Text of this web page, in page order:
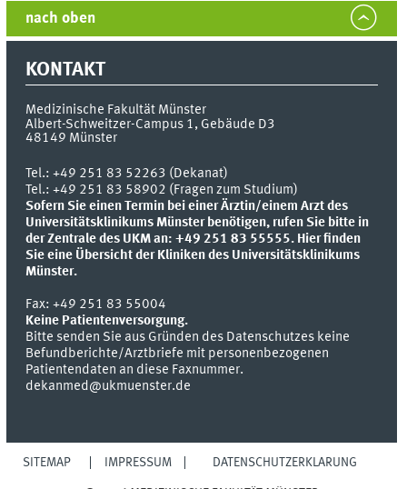
nach oben
KONTAKT
Medizinische Fakultät Münster
Albert-Schweitzer-Campus 1, Gebäude D3
48149 Münster
Tel.:+49 251 83 52263 (Dekanat)
Tel.: +49 251 83 58902 (Fragen zum Studium)
Sofern Sie einen Termin bei einer Ärztin/einem Arzt des
Universitätsklinikums Münster benötigen, rufen Sie bitte in
der Zentrale des UKM an: +49 251 83 55555. Hier finden
Sie eine Übersicht der Kliniken des Universitätsklinikums
Münster.
Fax:+49 251 83 55004
Keine Patientenversorgung.
Bitte senden Sie aus Gründen des Datenschutzes keine
Befundberichte/Arztbriefe mit personenbezogenen
Patientendaten an diese Faxnummer.
dekanmed@ukmuenster.de
SITEMAP IMPRESSUM DATENSCHUTZERKLÄRUNG